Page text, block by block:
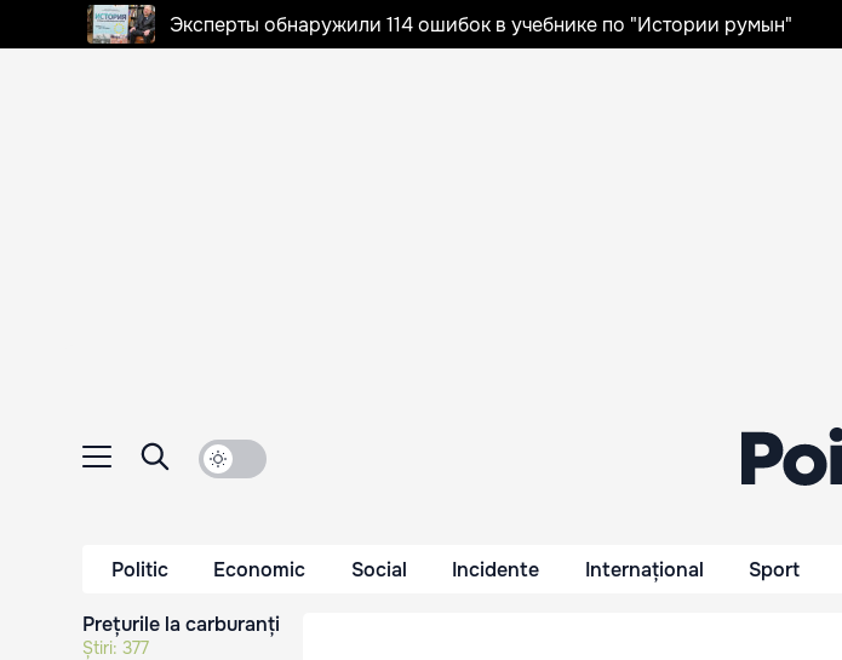
Эксперты обнаружили 114 ошибок в учебнике по "Истории румын"
Politic Economic Social Incidente Internațional Sport
Prețurile la carburanți
Știri: 377